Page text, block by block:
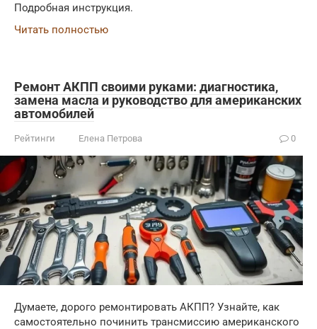
Подробная инструкция.
Читать полностью
Ремонт АКПП своими руками: диагностика,
замена масла и руководство для американских
автомобилей
Рейтинги Елена Петрова 0
Думаете, дорого ремонтировать АКПП? Узнайте, как
самостоятельно починить трансмиссию американского